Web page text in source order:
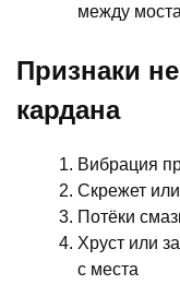
между
Признаки
кардана
Вибрация
Скрежет или
Потёки
Хруст или
с места